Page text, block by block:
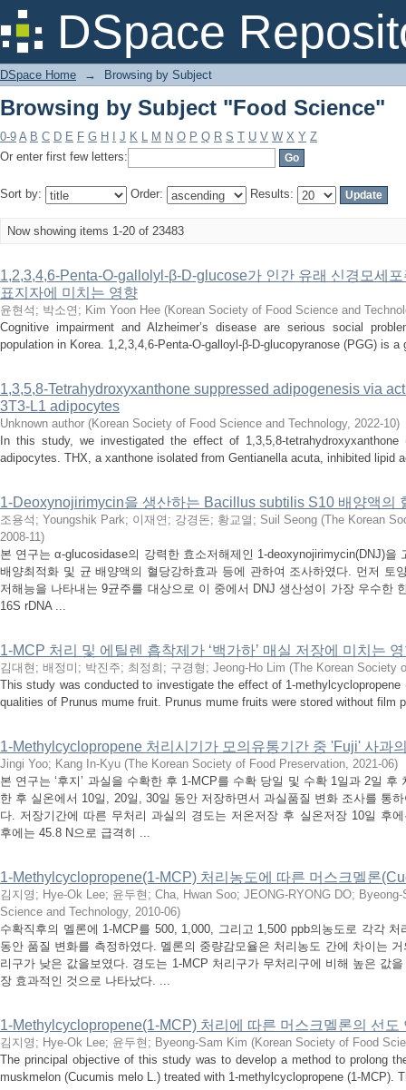
DSpace
Browsing by Subject "Food Science"
DSpace Home → Browsing by Subject
Browsing by Subject "Food Science"
0-9 A B C D E F G H J K L M N O P Q R S T U V W X Y Z
Or enter first few letters:
Sort by: Order: Results:
Now showing items 1-20 of 23483
1,2,3,4,6-Penta-O-gallolyl-β-D-glucose가 인간 유래 신경모세
표지자에 미치는 영향
윤현석 ; 박소연 ; Kim Yoon Hee (Korean Society of Food Science and
Cognitive impairment and Alzheimer’s disease are serious social
population in Korea. 1,2,3,4,6-Penta-O-galloyl-β-D-glucopyranose (PGG) is
1,3,5,8-Tetrahydroxyxanthone suppressed adipogenesis via
3T3-L1 adipocytes
Unknown author (Korean Society of Food Science and Technology, 2022-10)
In this study, we investigated the effect of 1,3,5,8-
adipocytes. THX, a xanthone isolated from Gentianella acuta, inhibited lipid
1-Deoxynojirimycin을 생산하는 Bacillus subtilis S10 배양액의
조용석 ; Youngshik Park; 이재연 ; 강경돈; 황교열 ; Suil Seong (The Korean
2008-11)
본 연구는 α-glucosidase의 강력한 효소저해제인 1-deoxynojirimycin(DNJ)을
배양최적화 및 균 배양액의 혈당강하효과 등에 관하여 조사하였다. 먼저 토
저해능을 나타내는 9균주를 대상으로 이 중에서 DNJ 생산성이 가장 우수한
16S rDNA ...
1-MCP 처리 및 에틸렌 흡착제가 ‘백가하’ 매실 저장에 미치는
김대현 ; 배정미 ; 박진주; 최정희 ; 구경형 ; Jeong-Ho Lim (The Korean Society
This study was conducted to investigate the effect of 1-methylcyclopropene
qualities of Prunus mume fruit. Prunus mume fruits were stored without film
1-Methylcyclopropene 처리시기가 모의유통기간 중 'Fuji' 사과
Jingi Yoo; Kang In-Kyu (The Korean Society of Food Preservation, 2021-06)
본 연구는 ‘후지’ 과실을 수확한 후 1-MCP를 수확 당일 및 수확 1일과 2일
한 후 실온에서 10일, 20일, 30일 동안 저장하면서 과실품질 변화 조사를 통
다. 저장기간에 따른 무처리 과실의 경도는 저온저장 후 실온저장 10일 후
후에는 45.8 N으로 급격히 ...
1-Methylcyclopropene(1-MCP) 처리농도에 따른 머스크멜론
김지영 ; Hye-Ok Lee; 윤두현 ; Cha, Hwan Soo; JEONG-RYONG DO;
Science and Technology, 2010-06)
수확직후의 멜론에 1-MCP를 500, 1,000, 그리고 1,500 ppb의농도로 각각
동안 품질 변화를 측정하였다. 멜론의 중량감모율은 처리농도 간에 차이는
리구가 낮은 값을보였다. 경도는 1-MCP 처리구가 무처리구에 비해 높은 값
장 효과적인 것으로 나타났다. ...
1-Methylcyclopropene(1-MCP) 처리에 따른 머스크멜론의 선도
김지영 ; Hye-Ok Lee; 윤두현 ; Byeong-Sam Kim (Korean Society of Food
The principal objective of this study was to develop a method to prolong
muskmelon (Cucumis melo L.) treated with 1-methylcyclopropene (1-MCP).